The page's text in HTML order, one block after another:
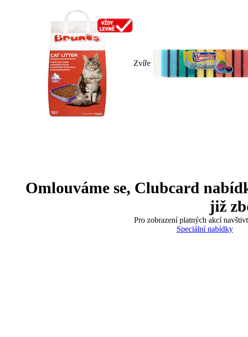
Zvíře
Omlouváme se, Clubcard
již
Pro zobrazení platných akcí
Speciální nabídky